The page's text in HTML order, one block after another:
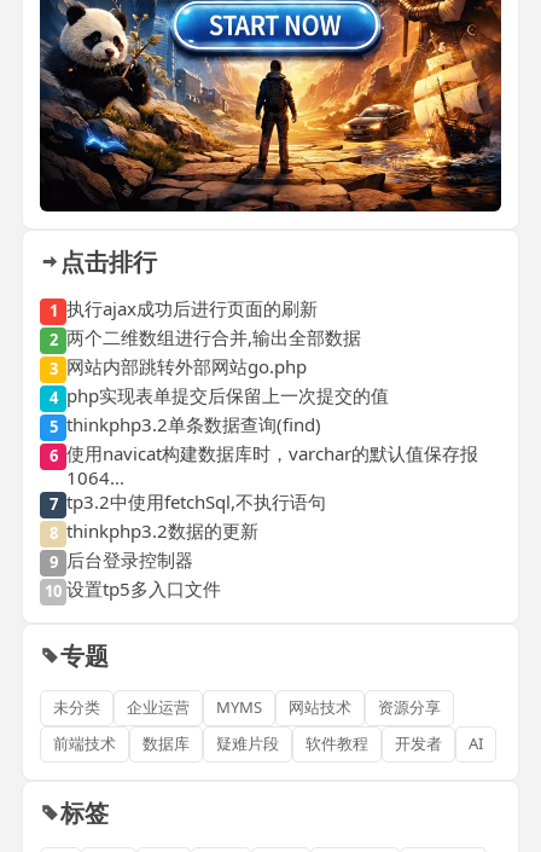
点击排行
1 执行ajax成功后进行页面的刷新
2 两个二维数组进行合并,输出全部数据
3 网站内部跳转外部网站go.php
4 php实现表单提交后保留上一次提交的值
5 thinkphp3.2单条数据查询(find)
6 使用navicat构建数据库时，varchar的默认值保存报
1064...
7 tp3.2中使用fetchSql,不执行语句
8 thinkphp3.2数据的更新
9 后台登录控制器
10 设置tp5多入口文件
专题
未分类 企业运营 MYMS 网站技术
资源分享
前端技术
数据库 疑难片段 软件教程 开发者 AI
标签